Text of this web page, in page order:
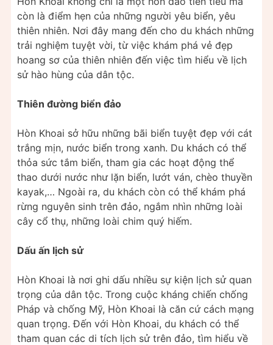
còn là điểm hẹn của những người yêu biển, yêu
thiên nhiên. Nơi đây mang đến cho du khách những
trải nghiệm tuyệt vời, từ việc khám phá vẻ đẹp
hoang sơ của thiên nhiên đến việc tìm hiểu về lịch
sử hào hùng của dân tộc.
Thiên đường biển đảo
Hòn Khoai sở hữu những bãi biển tuyệt đẹp với cát
trắng mịn, nước biển trong xanh. Du khách có thể
thỏa sức tắm biển, tham gia các hoạt động thể
thao dưới nước như lặn biển, lướt ván, chèo thuyền
kayak,… Ngoài ra, du khách còn có thể khám phá
rừng nguyên sinh trên đảo, ngắm nhìn những loài
cây cổ thụ, những loài chim quý hiếm.
Dấu ấn lịch sử
Hòn Khoai là nơi ghi dấu nhiều sự kiện lịch sử quan
trọng của dân tộc. Trong cuộc kháng chiến chống
Pháp và chống Mỹ, Hòn Khoai là căn cứ cách mạng
quan trọng. Đến với Hòn Khoai, du khách có thể
tham quan các di tích lịch sử trên đảo, tìm hiểu về